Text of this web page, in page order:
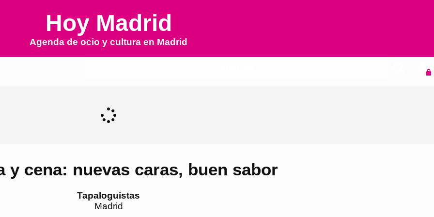
Hoy Madrid
Agenda de ocio y cultura en Madrid
y cena: nuevas caras, buen sabor
Tapaloguistas
Madrid